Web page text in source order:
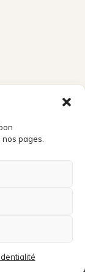
pages.
Méravilles -
cookies (UE)